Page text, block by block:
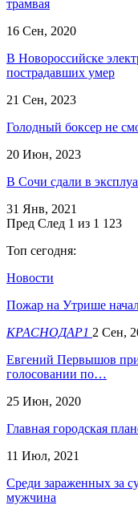
трамвая
16 Сен, 2020
В Новороссийске
пострадавших умер
21 Сен, 2023
Голодный боксер не
20 Июн, 2023
В Сочи сдали в
31 Янв, 2021
Пред След 1 из 1 123
Топ сегодня:
Новости
Пожар на Утрише
КРАСНОДАР1 2 Сен,
Евгений Первышов
голосовании по…
25 Июн, 2020
Главная городская
11 Июл, 2021
Среди зараженных за
мужчина